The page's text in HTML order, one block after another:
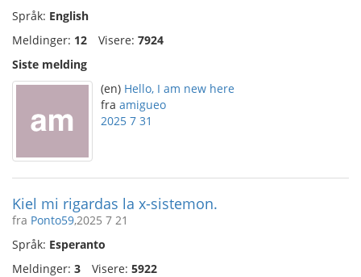
Språk: English
Meldinger: 12 Visere: 7924
Siste melding
(en) Hello, I am new here
fra amigueo
2025 7 31
Kiel mi rigardas la x-sistemon.
fra Ponto59,2025 7 21
Språk: Esperanto
Meldinger: 3 Visere: 5922